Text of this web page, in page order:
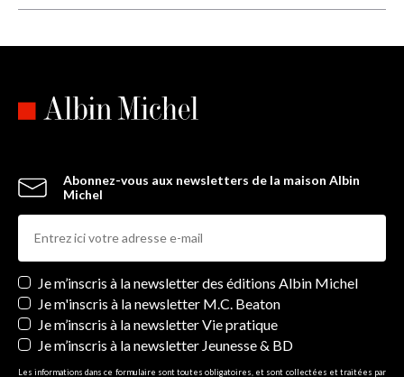
Abonnez-vous aux newsletters de la maison Albin
Michel
Newsletters
Je m’inscris à la newsletter des éditions Albin Michel
Je m'inscris à la newsletter M.C. Beaton
Je m’inscris à la newsletter Vie pratique
Je m’inscris à la newsletter Jeunesse & BD
Les informations dans ce formulaire sont toutes obligatoires, et sont collectées et traitées par